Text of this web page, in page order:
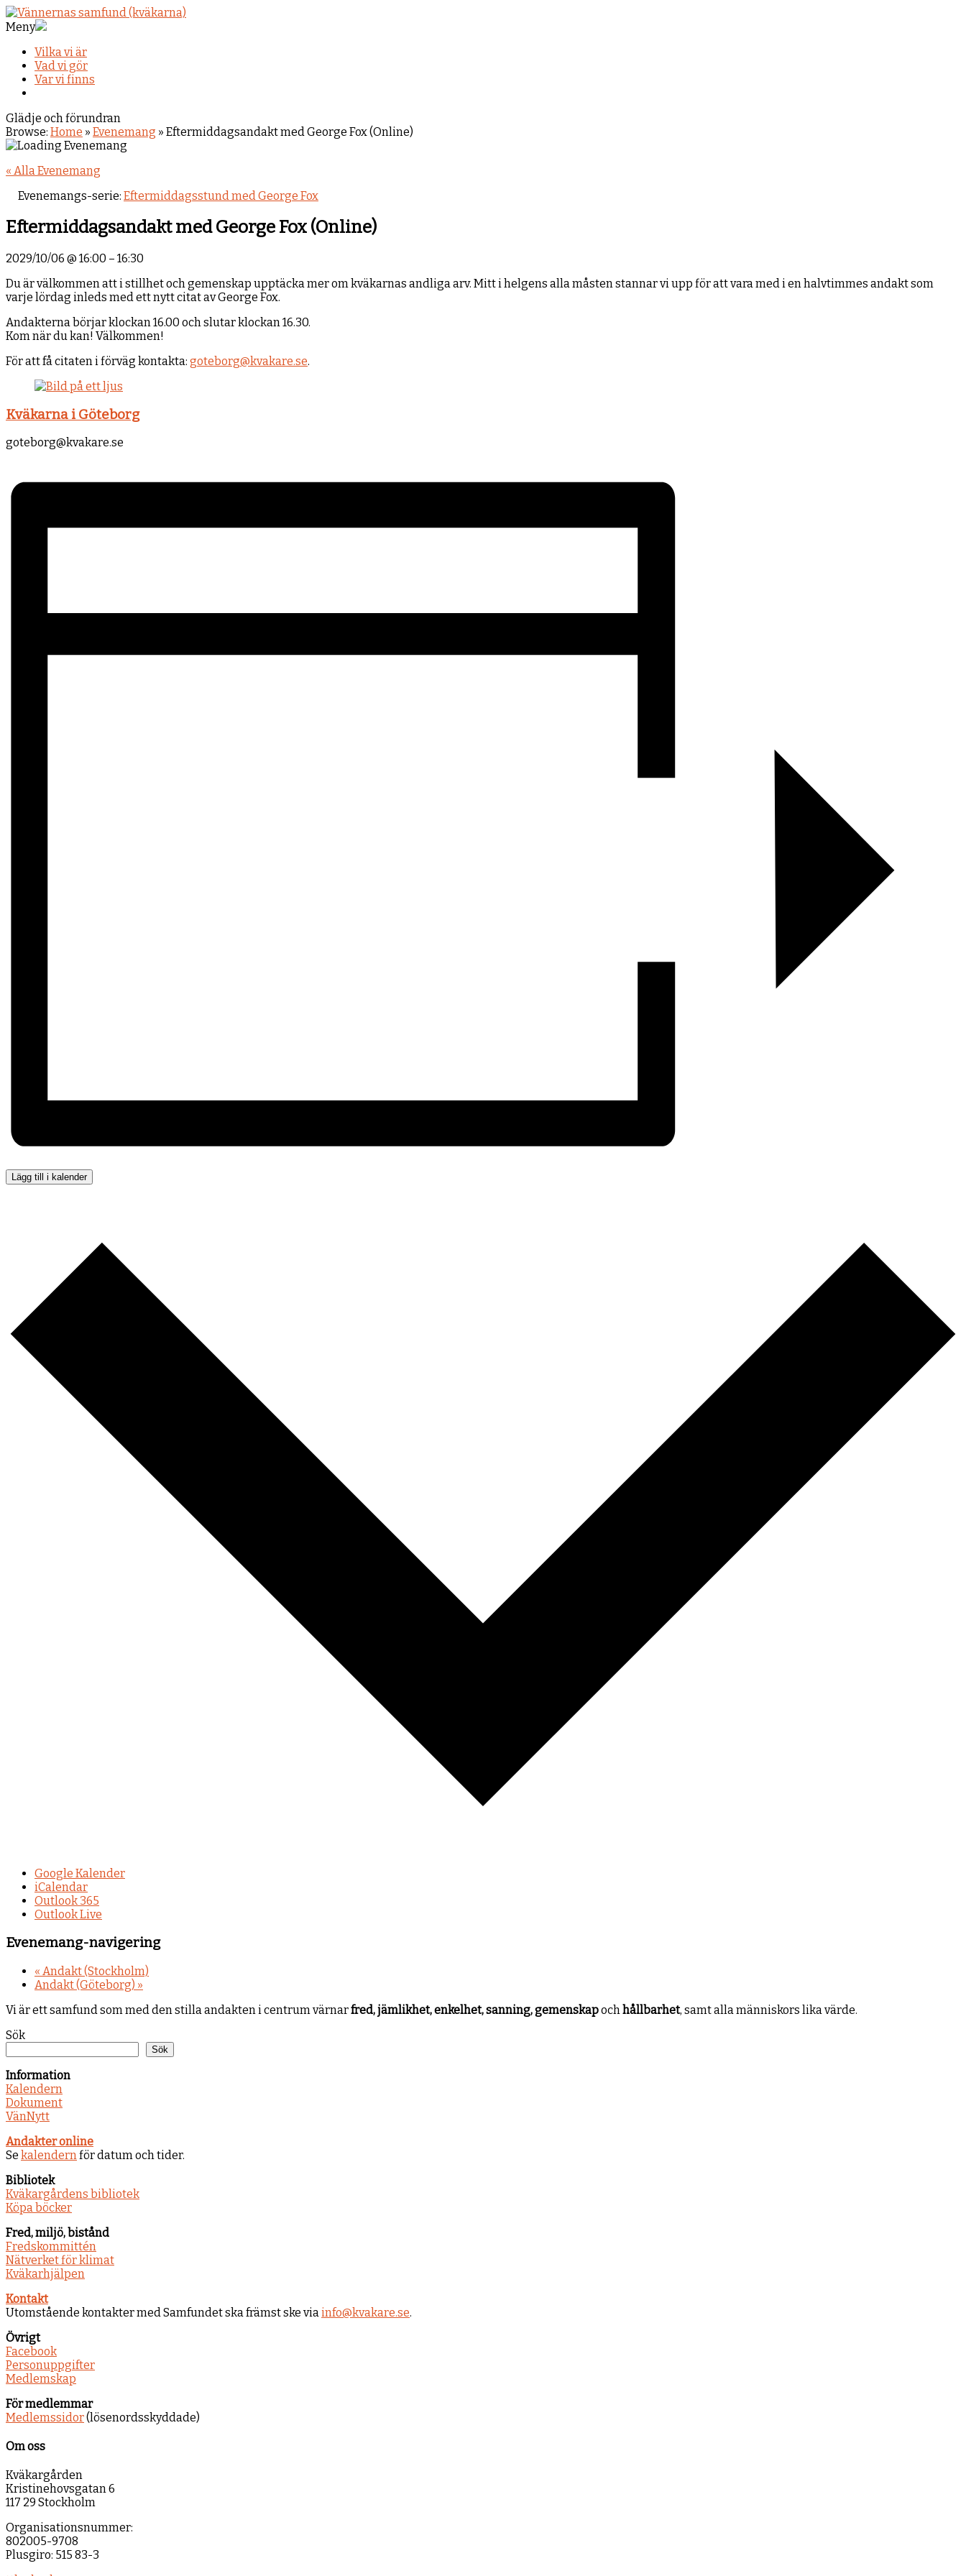
Meny
Vilka vi är
Vad vi gör
Var vi finns
Glädje och förundran
Browse: Home » Evenemang » Eftermiddagsandakt med George Fox (Online)
« Alla Evenemang
Evenemangs-serie: Eftermiddagsstund med George Fox
Eftermiddagsandakt med George Fox (Online)
2029/10/06 @ 16:00 – 16:30
Du är välkommen att i stillhet och gemenskap upptäcka mer om kväkarnas andliga arv. Mitt i helgens alla måsten stannar vi upp för att vara med i en halvtimmes andakt som
varje lördag inleds med ett nytt citat av George Fox.
Andakterna börjar klockan 16.00 och slutar klockan 16.30.
Kom när du kan! Välkommen!
För att få citaten i förväg kontakta: goteborg@kvakare.se.
Kväkarna i Göteborg
goteborg@kvakare.se
Lägg till i kalender
Google Kalender
iCalendar
Outlook 365
Outlook Live
Evenemang-navigering
« Andakt (Stockholm)
Andakt (Göteborg) »
Vi är ett samfund som med den stilla andakten i centrum värnarfred, jämlikhet, enkelhet, sanning, gemenskapochhållbarhet, samt alla människors lika värde.
Sök
Sök
Information
Kalendern
Dokument
VänNytt
Andakter online
Se kalendernför datum och tider.
Bibliotek
Kväkargårdens bibliotek
Köpa böcker
Fred, miljö, bistånd
Fredskommittén
Nätverket för klimat
Kväkarhjälpen
Kontakt
Utomstående kontakter med Samfundet ska främst ske viainfo@kvakare.se.
Övrigt
Facebook
Personuppgifter
Medlemskap
För medlemmar
Medlemssidor(lösenordsskyddade)
Om oss
Kväkargården
Kristinehovsgatan 6
117 29 Stockholm
Organisationsnummer:
802005-9708
Plusgiro: 515 83-3